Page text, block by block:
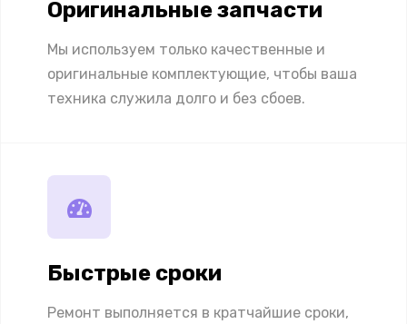
Оригинальные запчасти
Мы используем только качественные и
оригинальные комплектующие, чтобы ваша
техника служила долго и без сбоев.
Быстрые сроки
Ремонт выполняется в кратчайшие сроки,